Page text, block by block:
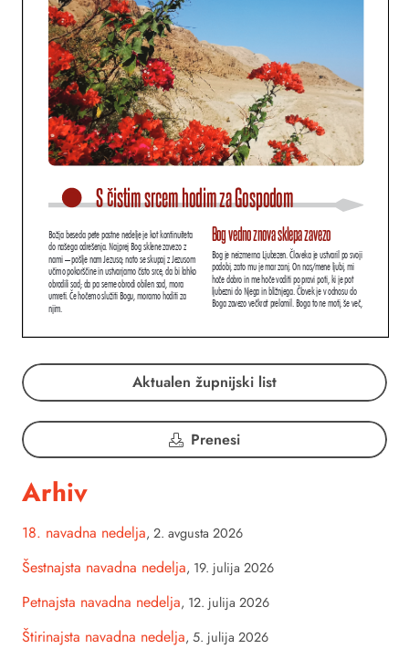
Aktualen župnijski list
Prenesi
Arhiv
18. navadna nedelja, 2. avgusta 2026
Šestnajsta navadna nedelja, 19. julija 2026
Petnajsta navadna nedelja, 12. julija 2026
Štirinajsta navadna nedelja, 5. julija 2026